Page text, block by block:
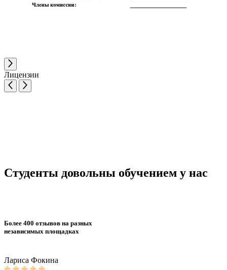
Лицензии
Студенты довольны обучением у нас
Более 400 отзывов на разных
независимых площадках
Лариса Фокина